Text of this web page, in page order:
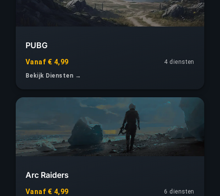
PUBG
Vanaf € 4,99
4 diensten
Bekijk Diensten →
Arc Raiders
Vanaf € 4,99
6 diensten